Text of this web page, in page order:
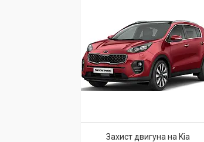
Захист двигуна на Kia